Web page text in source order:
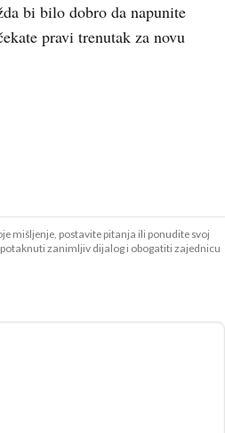
bi bilo dobro da napunite
pravi trenutak za novu
mišljenje, postavite pitanja ili ponudite svoj
zanimljiv dijalog i obogatiti zajednicu